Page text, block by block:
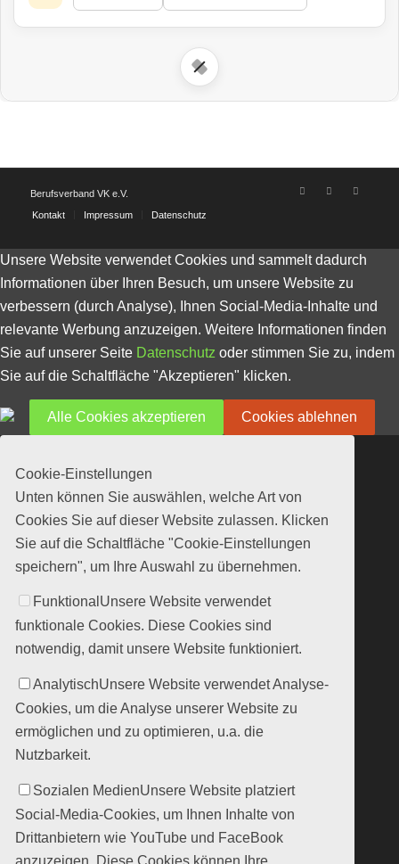
Berufsverband VK e.V.
Kontakt
Impressum Datenschutz
Unsere Website verwendet Cookies und sammelt dadurch
Informationen über Ihren Besuch, um unsere Website zu
verbessern (durch Analyse), Ihnen Social-Media-Inhalte und
relevante Werbung anzuzeigen. Weitere Informationen finden
Sie auf unserer Seite Datenschutz oder stimmen Sie zu, indem
Sie auf die Schaltfläche "Akzeptieren" klicken.
Alle Cookies akzeptieren Cookies ablehnen
Cookie-Einstellungen
Unten können Sie auswählen, welche Art von
Cookies Sie auf dieser Website zulassen. Klicken
Sie auf die Schaltfläche "Cookie-Einstellungen
speichern", um Ihre Auswahl zu übernehmen.
Funktional Unsere Website verwendet
funktionale Cookies. Diese Cookies sind
notwendig, damit unsere Website funktioniert.
AnalytischUnsere Website verwendet Analyse-
Cookies, um die Analyse unserer Website zu
ermöglichen und zu optimieren, u.a. die
Nutzbarkeit.
Sozialen MedienUnsere Website platziert
Social-Media-Cookies, um Ihnen Inhalte von
Drittanbietern wie YouTube und FaceBook
anzuzeigen. Diese Cookies können Ihre